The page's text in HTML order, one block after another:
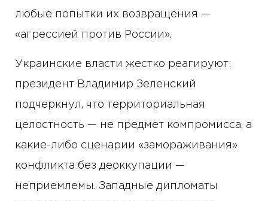
любые попытки их возвращения —
«агрессией против России».
Украинские власти жестко реагируют:
президент Владимир Зеленский
подчеркнул, что территориальная
целостность — не предмет компромисса, а
какие-либо сценарии «замораживания»
конфликта без деоккупации —
неприемлемы. Западные дипломаты